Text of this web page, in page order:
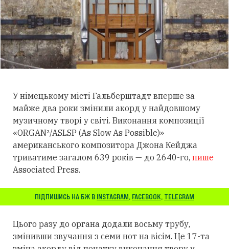
У німецькому місті Гальберштадт вперше за
майже два роки змінили акорд у найдовшому
музичному творі у світі. Виконання композиції
«ORGAN²/ASLSP (As Slow As Possible)»
американського композитора Джона Кейджа
триватиме загалом 639 років — до 2640-го, пише
Associated Press.
ПІДПИШИСЬ НА БЖ В INSTAGRAM, FACEBOOK, TELEGRAM
Цього разу до органа додали восьму трубу,
змінивши звучання з семи нот на вісім. Це 17-та